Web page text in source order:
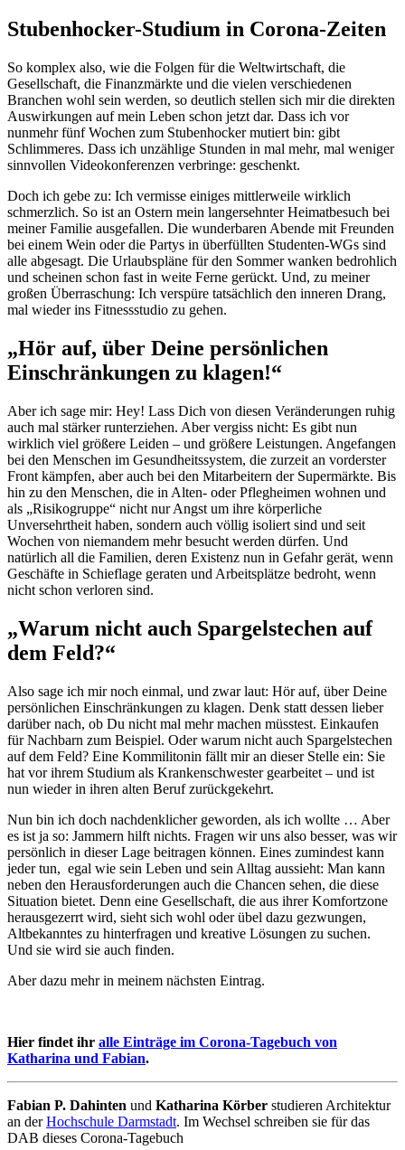
Stubenhocker-Studium in Corona-Zeiten
So komplex also, wie die Folgen für die Weltwirtschaft, die
Gesellschaft, die Finanzmärkte und die vielen verschiedenen
Branchen wohl sein werden, so deutlich stellen sich mir die direkten
Auswirkungen auf mein Leben schon jetzt dar. Dass ich vor
nunmehr fünf Wochen zum Stubenhocker mutiert bin: gibt
Schlimmeres. Dass ich unzählige Stunden in mal mehr, mal weniger
sinnvollen Videokonferenzen verbringe: geschenkt.
Doch ich gebe zu: Ich vermisse einiges mittlerweile wirklich
schmerzlich. So ist an Ostern mein langersehnter Heimatbesuch bei
meiner Familie ausgefallen. Die wunderbaren Abende mit Freunden
bei einem Wein oder die Partys in überfüllten Studenten-WGs sind
alle abgesagt. Die Urlaubspläne für den Sommer wanken bedrohlich
und scheinen schon fast in weite Ferne gerückt. Und, zu meiner
großen Überraschung: Ich verspüre tatsächlich den inneren Drang,
mal wieder ins Fitnessstudio zu gehen.
„Hör auf, über Deine persönlichen
Einschränkungen zu klagen!“
Aber ich sage mir: Hey! Lass Dich von diesen Veränderungen ruhig
auch mal stärker runterziehen. Aber vergiss nicht: Es gibt nun
wirklich viel größere Leiden – und größere Leistungen. Angefangen
bei den Menschen im Gesundheitssystem, die zurzeit an vorderster
Front kämpfen, aber auch bei den Mitarbeitern der Supermärkte. Bis
hin zu den Menschen, die in Alten- oder Pflegheimen wohnen und
als „Risikogruppe“ nicht nur Angst um ihre körperliche
Unversehrtheit haben, sondern auch völlig isoliert sind und seit
Wochen von niemandem mehr besucht werden dürfen. Und
natürlich all die Familien, deren Existenz nun in Gefahr gerät, wenn
Geschäfte in Schieflage geraten und Arbeitsplätze bedroht, wenn
nicht schon verloren sind.
„Warum nicht auch Spargelstechen auf
dem Feld?“
Also sage ich mir noch einmal, und zwar laut: Hör auf, über Deine
persönlichen Einschränkungen zu klagen. Denk statt dessen lieber
darüber nach, ob Du nicht mal mehr machen müsstest. Einkaufen
für Nachbarn zum Beispiel. Oder warum nicht auch Spargelstechen
auf dem Feld? Eine Kommilitonin fällt mir an dieser Stelle ein: Sie
hat vor ihrem Studium als Krankenschwester gearbeitet – und ist
nun wieder in ihren alten Beruf zurückgekehrt.
Nun bin ich doch nachdenklicher geworden, als ich wollte … Aber
es ist ja so: Jammern hilft nichts. Fragen wir uns also besser, was wir
persönlich in dieser Lage beitragen können. Eines zumindest kann
jeder tun, egal wie sein Leben und sein Alltag aussieht: Man kann
neben den Herausforderungen auch die Chancen sehen, die diese
Situation bietet. Denn eine Gesellschaft, die aus ihrer Komfortzone
herausgezerrt wird, sieht sich wohl oder übel dazu gezwungen,
Altbekanntes zu hinterfragen und kreative Lösungen zu suchen.
Und sie wird sie auch finden.
Aber dazu mehr in meinem nächsten Eintrag.
Hier findet ihr alle Einträge im Corona-Tagebuch von
Katharina und Fabian.
Fabian P. Dahinten und Katharina Körber studieren Architektur
an derHochschule Darmstadt. Im Wechsel schreiben sie für das
DAB dieses Corona-Tagebuch